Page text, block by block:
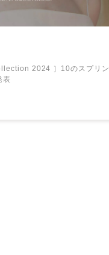
2024 ］10のスプリン
表